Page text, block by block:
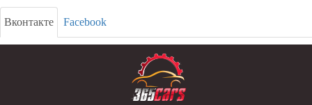
Вконтакте Facebook